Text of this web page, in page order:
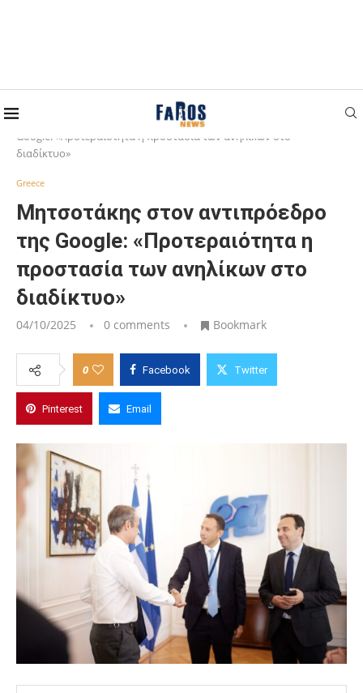
Home
Μητσοτάκης στον αντιπρόεδρο της
Google: «Προτεραιότητα η προστασία των ανηλίκων στο
διαδίκτυο»
Greece
Μητσοτάκης στον αντιπρόεδρο
της Google: «Προτεραιότητα η
προστασία των ανηλίκων στο
διαδίκτυο»
04/10/2025 0 comments Bookmark
0 Facebook Twitter
Pinterest Email